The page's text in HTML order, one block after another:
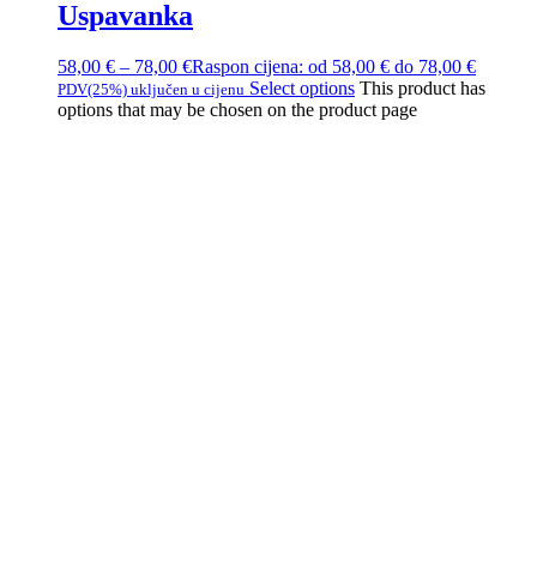
Uspavanka
58,00 € – 78,00 €Raspon cijena: od 58,00 € do 78,00 €
PDV(25%) uključen u cijenu Select options This product has
options that may be chosen on the product page